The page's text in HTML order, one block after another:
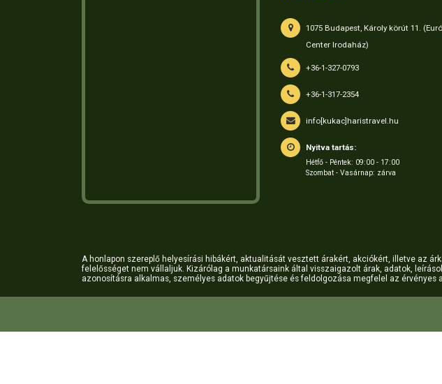
1075 Budapest, Károly körút 11.
Center Irodaház)
+36-1-327-0793
+36-1-317-2354
info[kukac]haristravel.hu
Nyitva tartás:
Hétfő - Péntek: 09:00 - 17:00
Szombat - Vasárnap: zárva
A honlapon szereplő helyesírási hibákért, aktualitását vesztett árakért, akciókért, illetve az
felelősséget nem vállaljuk. Kizárólag a munkatársaink által visszaigazolt árak, adatok,
azonosításra alkalmas, személyes adatok begyűjtése és feldolgozása megfelel az érvényes